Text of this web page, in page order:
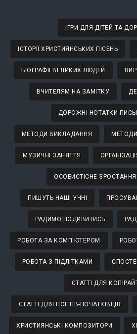
ІГРИ ДЛЯ ДІТЕЙ ТА
ІСТОРІЇ ХРИСТИЯНСЬКИХ ПІСЕНЬ
БІОГРАФІЇ ВЕЛИКИХ ЛЮДЕЙ
ВЧИТЕЛЯМ НА ЗАМІТКУ
ДОРОЖНІ НОТАТКИ
МЕТОДИ ВИКЛАДАННЯ
МУЗИЧНІ ЗАНЯТТЯ
ОСОБИСТІСНЕ ЗРОСТАННЯ
ПИШУТЬ НАШІ УЧНІ
РАДИМО ПОДИВИТИСЬ
РОБОТА ЗА КОМП'ЮТЕРОМ
РОБОТА З ПІДЛІТКАМИ
СТАТТІ ДЛЯ
СТАТТІ ДЛЯ ПОЕТІВ-ПОЧАТКІВЦІВ
ХРИСТИЯНСЬКІ КОМПОЗИТОРИ